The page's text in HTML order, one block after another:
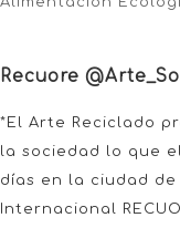
Recuore
*El Arte Reciclado
la sociedad lo que
días en la ciudad
Internacional